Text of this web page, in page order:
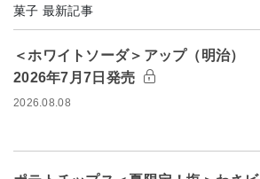
菓子 最新記事
＜ホワイトソーダ＞アップ（明治）
2026年7月7日発売
2026.08.08